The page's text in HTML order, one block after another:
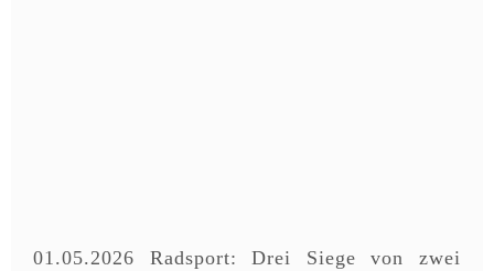
01.05.2026 Radsport: Drei Siege von zwei